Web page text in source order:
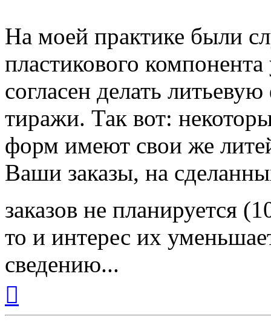
На моей практике были
пластикового
согласен делать
тиражи. Так вот:
форм имеют свои же
Ваши заказы, на
заказов не планируется
то и интерес их
сведению...
началу